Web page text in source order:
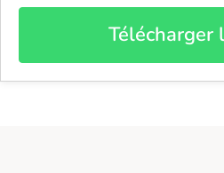
Télécharger